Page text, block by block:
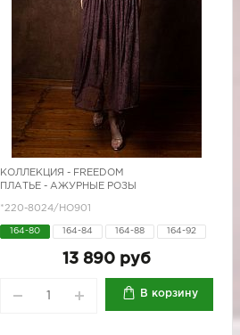
КОЛЛЕКЦИЯ - FREEDOM
ПЛАТЬЕ - АЖУРНЫЕ РОЗЫ
*220-8024/HO901
164-80 164-84 164-88 164-92
13 890 руб
В корзину